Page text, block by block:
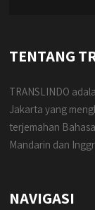
TENTANG
TRANSLINDO
Jakarta yang
terjemahan
Mandarin dan
NAVIGASI